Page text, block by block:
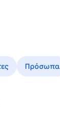
Πρόσωπα